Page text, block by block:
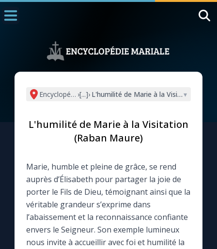
L'actualité de la semaine
La newsletter
La vidéo de la semaine
Le compte Tiktok
Encyclopédie mariale
›[...]› L'humilité de Marie à la Visitation
▾
L'humilité de Marie à la Visitation
(Raban Maure)
Marie, humble et pleine de grâce, se rend
auprès d’Élisabeth pour partager la joie de
porter le Fils de Dieu, témoignant ainsi que la
véritable grandeur s’exprime dans
l’abaissement et la reconnaissance confiante
envers le Seigneur. Son exemple lumineux
nous invite à accueillir avec foi et humilité la